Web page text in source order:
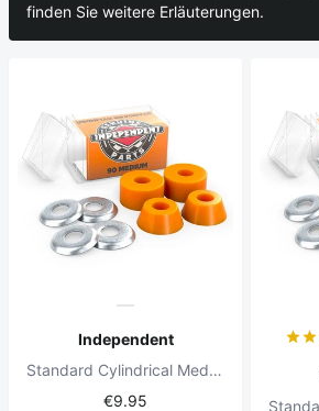
finden Sie weitere Erläuterungen.
Independent
Standard Cylindrical Medium 90a Orange Bushings
€9.95